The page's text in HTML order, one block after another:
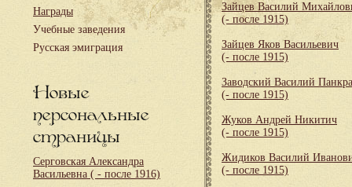
Награды
Учебные заведения
Русская эмиграция
Новые
персональные
страницы
Серговская Александра
Васильевна ( - после 1916)
Зайцев Василий
(- после 1915)
Зайцев Яков Васильевич
(- после 1915)
Заводский Василий
(- после 1915)
Жуков Андрей Никитич
(- после 1915)
Жидиков Василий
(- после 1915)